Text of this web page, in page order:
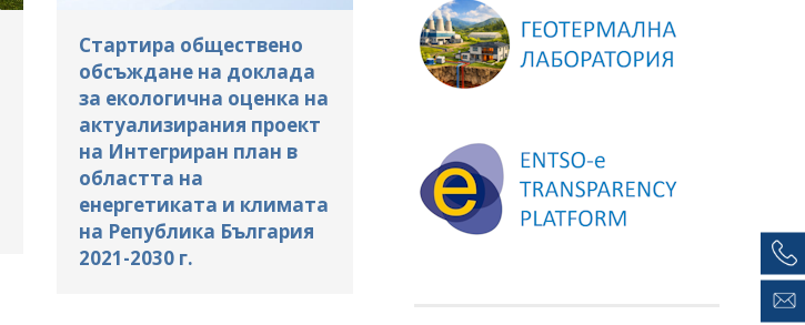
Стартира обществено
обсъждане на доклада
за екологична оценка на
актуализирания проект
на Интегриран план в
областта на
енергетиката и климата
на Република България
2021-2030 г.